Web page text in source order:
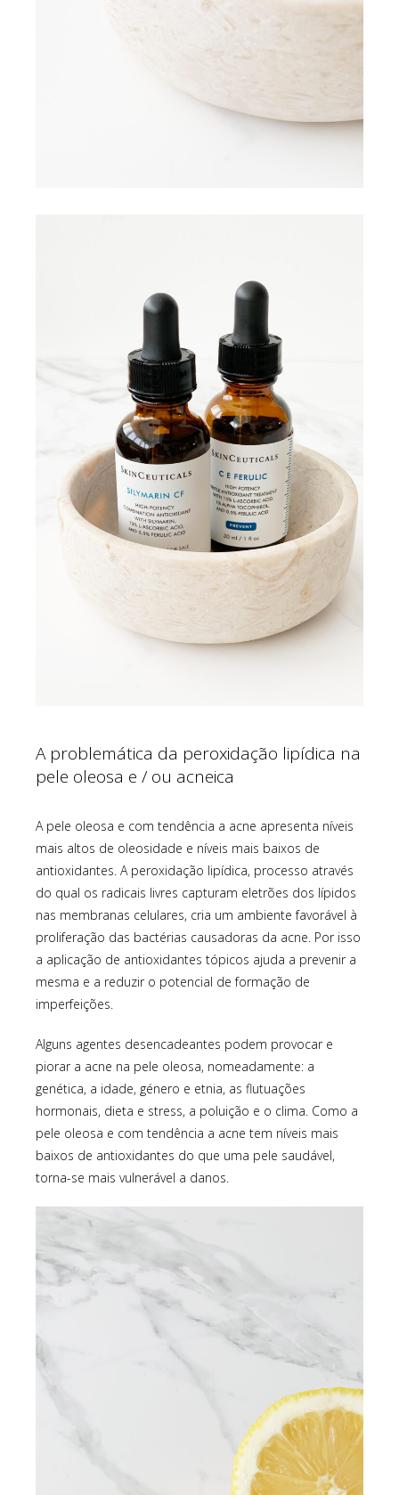
A problemática da peroxidação lipídica na
pele oleosa e / ou acneica
A pele oleosa e com tendência a acne apresenta níveis
mais altos de oleosidade e níveis mais baixos de
antioxidantes. A peroxidação lipídica, processo através
do qual os radicais livres capturam eletrões dos lípidos
nas membranas celulares, cria um ambiente favorável à
proliferação das bactérias causadoras da acne. Por isso
a aplicação de antioxidantes tópicos ajuda a prevenir a
mesma e a reduzir o potencial de formação de
imperfeições.
Alguns agentes desencadeantes podem provocar e
piorar a acne na pele oleosa, nomeadamente: a
genética, a idade, género e etnia, as flutuações
hormonais, dieta e stress, a poluição e o clima. Como a
pele oleosa e com tendência a acne tem níveis mais
baixos de antioxidantes do que uma pele saudável,
torna-se mais vulnerável a danos.